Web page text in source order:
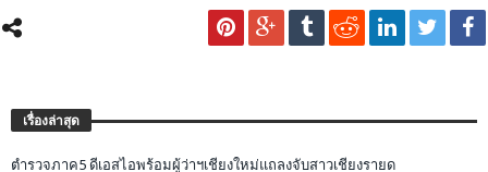
เรื่องล่าสุด
ตำรวจภาค5 ดีเอสไอพร้อมผู้ว่าฯเชียงใหม่แถลงจับสาวเชียงรายด